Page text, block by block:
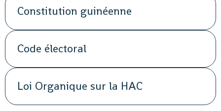
Constitution guinéenne
Code électoral
Loi Organique sur la HAC